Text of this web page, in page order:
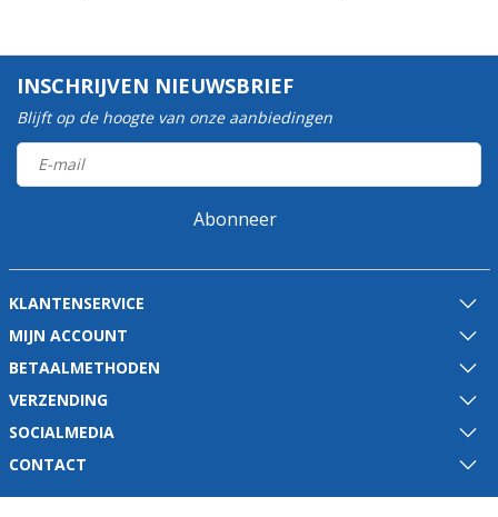
INSCHRIJVEN NIEUWSBRIEF
Blijft op de hoogte van onze aanbiedingen
Abonneer
KLANTENSERVICE
MIJN ACCOUNT
BETAALMETHODEN
VERZENDING
SOCIALMEDIA
CONTACT